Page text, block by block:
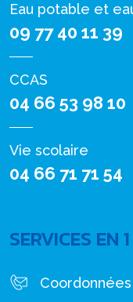
Eau potable et
09 77 40 11 39
CCAS
04 66 53 98 10
Vie scolaire
04 66 71 71 54
SERVICES EN